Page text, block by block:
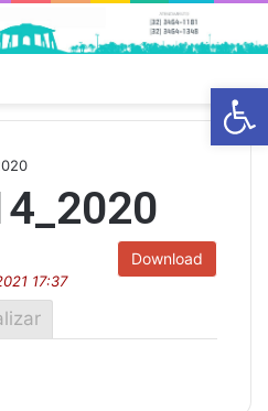
skin
Download
17:37
Barra de